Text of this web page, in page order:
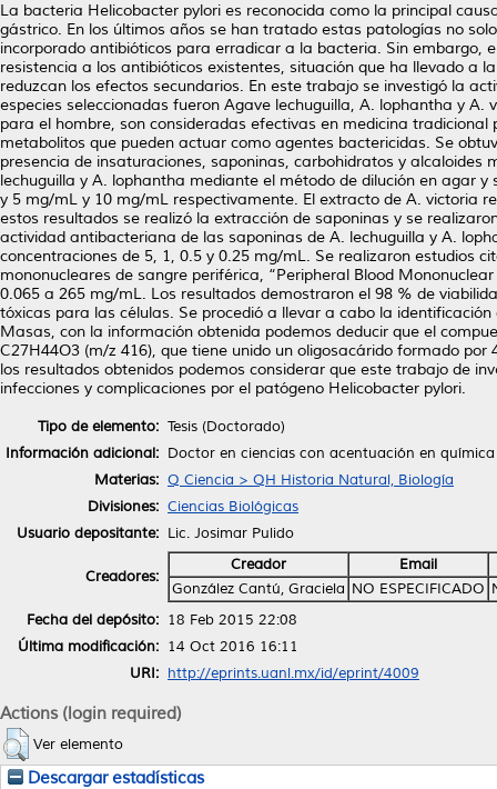
La bacteria Helicobacter pylori es reconocida como la principal
gástrico. En los últimos años se han tratado estas patologías no
incorporado antibióticos para erradicar a la bacteria. Sin embargo,
resistencia a los antibióticos existentes, situación que ha llevado a
reduzcan los efectos secundarios. En este trabajo se investigó la
especies seleccionadas fueron Agave lechuguilla, A. lophantha y
para el hombre, son consideradas efectivas en medicina
metabolitos que pueden actuar como agentes bactericidas. Se
presencia de insaturaciones, saponinas, carbohidratos y
lechuguilla y A. lophantha mediante el método de dilución en agar
y 5 mg/mL y 10 mg/mL respectivamente. El extracto de A. victoria
estos resultados se realizó la extracción de saponinas y se
actividad antibacteriana de las saponinas de A. lechuguilla y A.
concentraciones de 5, 1, 0.5 y 0.25 mg/mL. Se realizaron estudios
mononucleares de sangre periférica, “Peripheral Blood
0.065 a 265 mg/mL. Los resultados demostraron el 98 % de
tóxicas para las células. Se procedió a llevar a cabo la
Masas, con la información obtenida podemos deducir que el
C27H44O3 (m/z 416), que tiene unido un oligosacárido formado
los resultados obtenidos podemos considerar que este trabajo de
infecciones y complicaciones por el patógeno Helicobacter pylori.
Tipo de elemento: Tesis (Doctorado)
Información adicional: Doctor en ciencias con acentuación en
Materias: Q Ciencia > QH Historia Natural, Biología
Divisiones: Ciencias Biológicas
Usuario depositante: Lic. Josimar Pulido
Creadores:
Creador
Email
González Cantú, Graciela NO ESPECIFICADO
Fecha del depósito: 18 Feb 2015 22:08
Última modificación: 14 Oct 2016 16:11
URI: http://eprints.uanl.mx/id/eprint/4009
Actions (login required)
Ver elemento
Descargar estadísticas